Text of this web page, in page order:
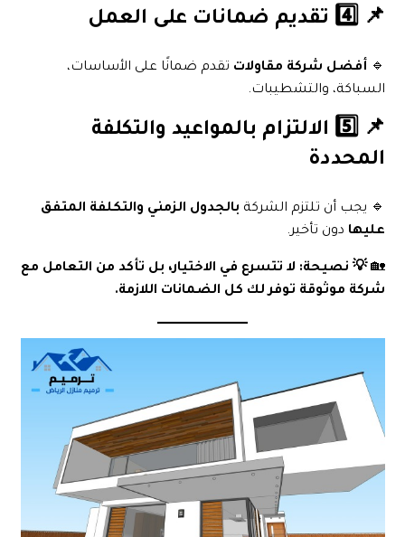
📌 4️⃣ تقديم ضمانات على العمل
🔹 أفضل شركة مقاولات تقدم ضمانًا على الأساسات،
السباكة، والتشطيبات.
📌 5️⃣ الالتزام بالمواعيد والتكلفة
المحددة
🔹 يجب أن تلتزم الشركة بالجدول الزمني والتكلفة المتفق
عليها دون تأخير.
🏡💡 نصيحة: لا تتسرع في الاختيار، بل تأكد من التعامل مع
شركة موثوقة توفر لك كل الضمانات اللازمة.